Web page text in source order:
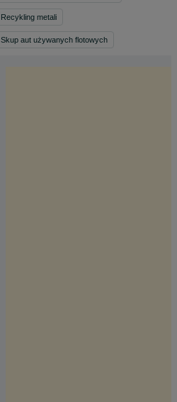
Recykling metali
Skup aut używanych flotowych